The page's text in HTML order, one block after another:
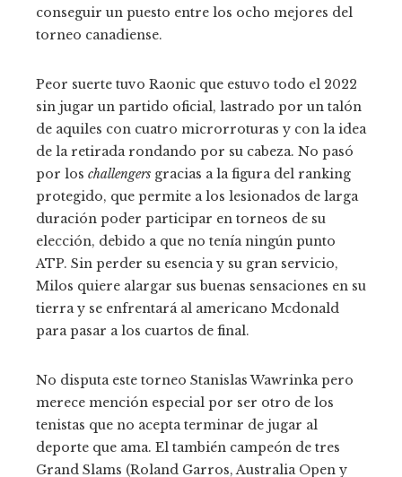
conseguir un puesto entre los ocho mejores del
torneo canadiense.
Peor suerte tuvo Raonic que estuvo todo el 2022
sin jugar un partido oficial, lastrado por un talón
de aquiles con cuatro microrroturas y con la idea
de la retirada rondando por su cabeza. No pasó
por los challengers gracias a la figura del ranking
protegido, que permite a los lesionados de larga
duración poder participar en torneos de su
elección, debido a que no tenía ningún punto
ATP. Sin perder su esencia y su gran servicio,
Milos quiere alargar sus buenas sensaciones en su
tierra y se enfrentará al americano Mcdonald
para pasar a los cuartos de final.
No disputa este torneo Stanislas Wawrinka pero
merece mención especial por ser otro de los
tenistas que no acepta terminar de jugar al
deporte que ama. El también campeón de tres
Grand Slams (Roland Garros, Australia Open y